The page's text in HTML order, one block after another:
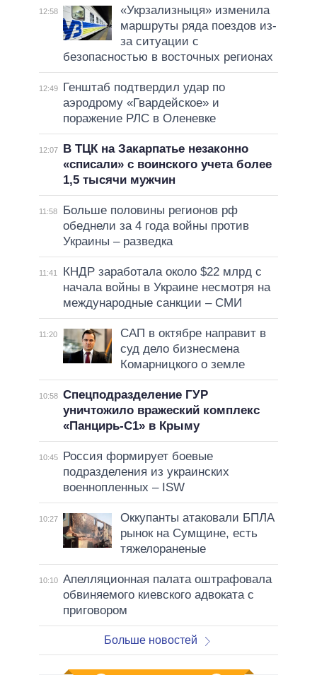
12:58
«Укрзализныця» изменила
маршруты ряда поездов из-
за ситуации с
безопасностью в восточных регионах
12:49
Генштаб подтвердил удар по
аэродрому «Гвардейское» и
поражение РЛС в Оленевке
12:07
В ТЦК на Закарпатье незаконно
«списали» с воинского учета более
1,5 тысячи мужчин
11:58
Больше половины регионов рф
обеднели за 4 года войны против
Украины – разведка
11:41
КНДР заработала около $22 млрд с
начала войны в Украине несмотря на
международные санкции – СМИ
11:20
САП в октябре направит в
суд дело бизнесмена
Комарницкого о земле
10:58 Спецподразделение ГУР
уничтожило вражеский комплекс
«Панцирь-С1» в Крыму
10:45
Россия формирует боевые
подразделения из украинских
военнопленных – ISW
10:27
Оккупанты атаковали БПЛА
рынок на Сумщине, есть
тяжелораненые
10:10 Апелляционная палата оштрафовала
обвиняемого киевского адвоката с
приговором
Больше новостей